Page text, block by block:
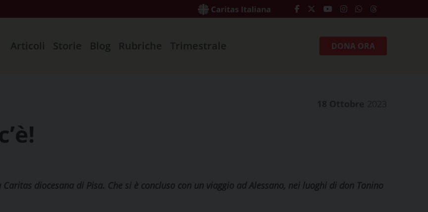
Articoli Storie Blog Rubriche Trimestrale DONA ORA
diocesana di Pisa. Che si è concluso con un viaggio ad Alessano, nei luoghi di don Tonino